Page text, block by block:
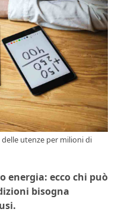
utenze per milioni di
energia: ecco chi può
bisogna